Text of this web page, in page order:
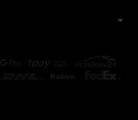
arrow_drop_down